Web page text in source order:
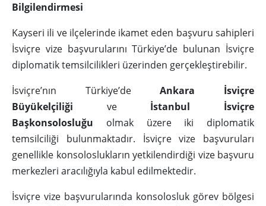
Bilgilendirmesi
Kayseri ili ve ilçelerinde ikamet eden başvuru sahipleri
İsviçre vize başvurularını Türkiye’de bulunan İsviçre
diplomatik temsilcilikleri üzerinden gerçekleştirebilir.
İsviçre’nın Türkiye’deAnkara İsviçre
Büyükelçiliği ve İstanbul İsviçre
Başkonsolosluğu olmak üzere iki diplomatik
temsilciliği bulunmaktadır. İsviçre vize başvuruları
genellikle konsoloslukların yetkilendirdiği vize başvuru
merkezleri aracılığıyla kabul edilmektedir.
İsviçre vize başvurularında konsolosluk görev bölgesi